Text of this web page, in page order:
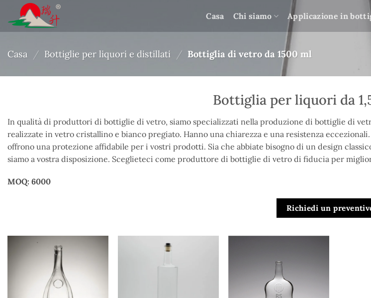
contenuti
Casa Chi siamo Applicazione in
Casa / Bottiglie per liquori e distillati / Bottiglia di vetro da 1500 ml
Bottiglia per liquori da
In qualità di produttori di bottiglie di vetro, siamo specializzati nella produzione di bottiglie di
realizzate in vetro cristallino e bianco pregiato. Hanno una chiarezza e una resistenza
offrono una protezione affidabile per i vostri prodotti. Sia che abbiate bisogno di un design
siamo a vostra disposizione. Sceglieteci come produttore di bottiglie di vetro di fiducia per
MOQ: 6000
Richiedi un